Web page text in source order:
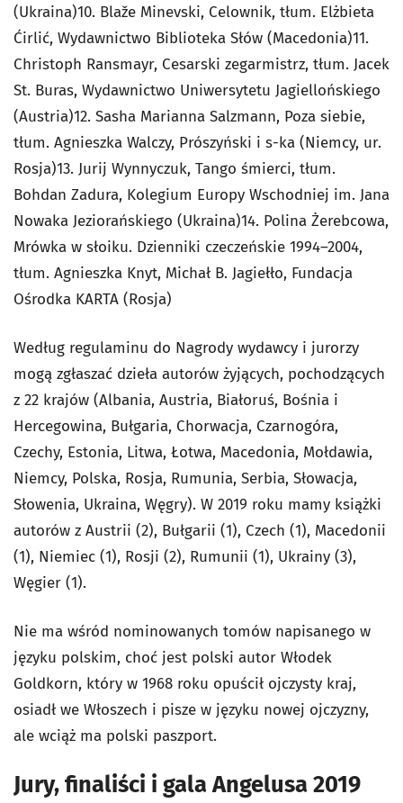
(Ukraina)10. Blaže Minevski, Celownik, tłum. Elżbieta
Ćirlić, Wydawnictwo Biblioteka Słów (Macedonia)11.
Christoph Ransmayr, Cesarski zegarmistrz, tłum. Jacek
St. Buras, Wydawnictwo Uniwersytetu Jagiellońskiego
(Austria)12. Sasha Marianna Salzmann, Poza siebie,
tłum. Agnieszka Walczy, Prószyński i s-ka (Niemcy, ur.
Rosja)13. Jurij Wynnyczuk, Tango śmierci, tłum.
Bohdan Zadura, Kolegium Europy Wschodniej im. Jana
Nowaka Jeziorańskiego (Ukraina)14. Polina Żerebcowa,
Mrówka w słoiku. Dzienniki czeczeńskie 1994–2004,
tłum. Agnieszka Knyt, Michał B. Jagiełło, Fundacja
Ośrodka KARTA (Rosja)
Według regulaminu do Nagrody wydawcy i jurorzy
mogą zgłaszać dzieła autorów żyjących, pochodzących
z 22 krajów (Albania, Austria, Białoruś, Bośnia i
Hercegowina, Bułgaria, Chorwacja, Czarnogóra,
Czechy, Estonia, Litwa, Łotwa, Macedonia, Mołdawia,
Niemcy, Polska, Rosja, Rumunia, Serbia, Słowacja,
Słowenia, Ukraina, Węgry). W 2019 roku mamy książki
autorów z Austrii (2), Bułgarii (1), Czech (1), Macedonii
(1), Niemiec (1), Rosji (2), Rumunii (1), Ukrainy (3),
Węgier (1).
Nie ma wśród nominowanych tomów napisanego w
języku polskim, choć jest polski autor Włodek
Goldkorn, który w 1968 roku opuścił ojczysty kraj,
osiadł we Włoszech i pisze w języku nowej ojczyzny,
ale wciąż ma polski paszport.
Jury, finaliści i gala Angelusa 2019